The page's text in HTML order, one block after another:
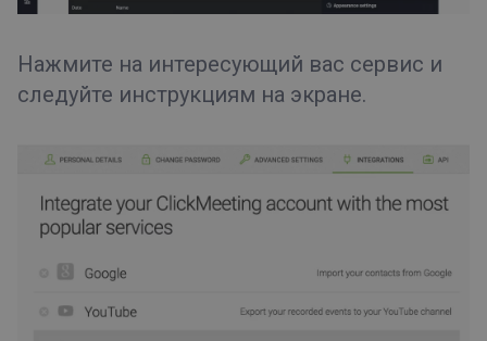
Нажмите на интересующий вас сервис и
следуйте инструкциям на экране.